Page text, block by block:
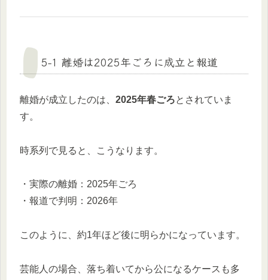
5-1 離婚は2025年ごろに成立と報道
離婚が成立したのは、 2025年春ごろとされていま
す。
時系列で見ると、こうなります。
・実際の離婚：2025年ごろ
・報道で判明：2026年
このように、約1年ほど後に明らかになっています。
芸能人の場合、落ち着いてから公になるケースも多